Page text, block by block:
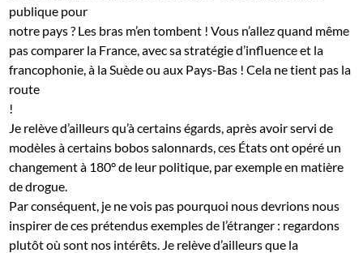
publique pour
notre pays ? Les bras m’en tombent ! Vous n’allez quand même
pas comparer la France, avec sa stratégie d’influence et la
francophonie, à la Suède ou aux Pays-Bas ! Cela ne tient pas la
route
!
Je relève d’ailleurs qu’à certains égards, après avoir servi de
modèles à certains bobos salonnards, ces États ont opéré un
changement à 180° de leur politique, par exemple en matière
de drogue.
Par conséquent, je ne vois pas pourquoi nous devrions nous
inspirer de ces prétendus exemples de l’étranger : regardons
plutôt où sont nos intérêts. Je relève d’ailleurs que la